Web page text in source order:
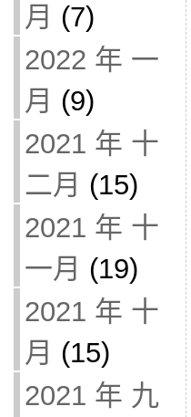
月 (7)
2022 年 一
月 (9)
2021 年 十
二月 (15)
2021 年 十
一月 (19)
2021 年 十
月 (15)
2021 年 九